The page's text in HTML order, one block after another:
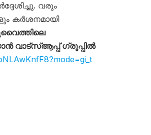
വരും
കർശനമായി
വാട്സ്ആപ്പ് ഗ്രൂപ്പിൽ